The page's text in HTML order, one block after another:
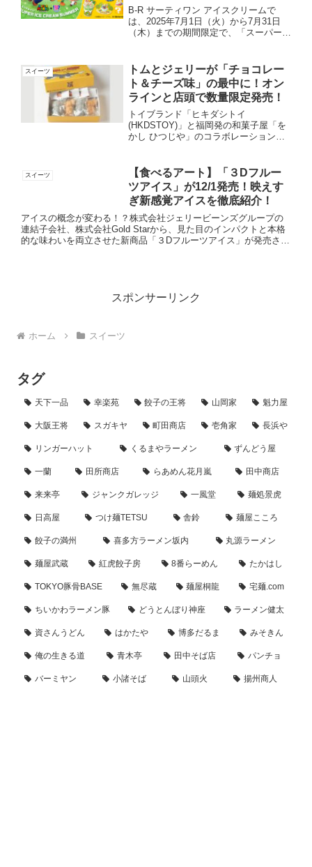
ーバーから特典まで全部見せ！
B-R サーティワン アイスクリームで
は、2025年7月1日（火）から7月31日
（木）までの期間限定で、「スーパーマ
SUMMER」が開催されます。スーパー
マリオとのコ...
スイーツ
トムとジェリーが「チョコレー
ト＆チーズ味」の最中に！オン
ラインと店頭で数量限定発売！
トイブランド「ヒキダシトイ
(HKDSTOY)」と福岡発の和菓子屋「を
かし ひつじや」のコラボレーションに
6日(水)より発売されます。今回のコラ
ボレーションは、アニ...
スイーツ
【食べるアート】「３Dフルー
ツアイス」が12/1発売！映えす
ぎ新感覚アイスを徹底紹介！
アイスの概念が変わる！？株式会社ジェリービーンズグループの
連結子会社、株式会社Gold Starから、見た目のインパクトと本格
的な味わいを両立させた新商品「３Dフルーツアイス」が発売され
スポンサーリンク
ホーム スイーツ
タグ
天下一品 幸楽苑 餃子の王将 山岡家 魁力屋
大阪王将 スガキヤ 町田商店 壱角家 長浜や
リンガーハット くるまやラーメン ずんどう屋
一蘭 田所商店 らあめん花月嵐 田中商店
来来亭 ジャンクガレッジ 一風堂 麺処景虎
日高屋 つけ麺TETSU 舎鈴 麺屋こころ
餃子の満州 喜多方ラーメン坂内 丸源ラーメン
麺屋武蔵 紅虎餃子房 8番らーめん たかはし
TOKYO豚骨BASE 無尽蔵 麺屋桐龍 宅麺.com
ちいかわラーメン豚 どうとんぼり神座 ラーメン健太
資さんうどん はかたや 博多だるま みそきん
俺の生きる道 青木亭 田中そば店 パンチョ
バーミヤン 小諸そば 山頭火 揚州商人